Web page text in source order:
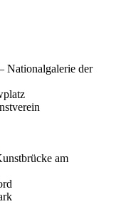
Nationalgalerie der
am